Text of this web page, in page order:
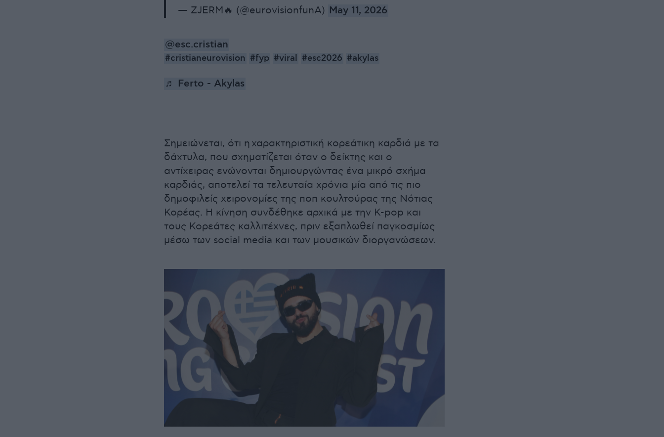
— ZJERM🔥 (@eurovisionfunA) May 11, 2026
@esc.cristian
#cristianeurovision #fyp #viral #esc2026 #akylas
♬ Ferto - Akylas
Σημειώνεται, ότι η χαρακτηριστική κορεάτικη καρδιά με τα
δάχτυλα, που σχηματίζεται όταν ο δείκτης και ο
αντίχειρας ενώνονται δημιουργώντας ένα μικρό σχήμα
καρδιάς, αποτελεί τα τελευταία χρόνια μία από τις πιο
δημοφιλείς χειρονομίες της ποπ κουλτούρας της Νότιας
Κορέας. Η κίνηση συνδέθηκε αρχικά με την K-pop και
τους Κορεάτες καλλιτέχνες, πριν εξαπλωθεί παγκοσμίως
μέσω των social media και των μουσικών διοργανώσεων.